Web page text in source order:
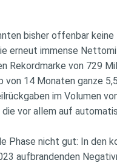
bisher offenbar keine
erneut immense
Rekordmarke von 729
14 Monaten ganze
im Volumen
vor allem auf
Phase nicht gut: In den
aufbrandenden